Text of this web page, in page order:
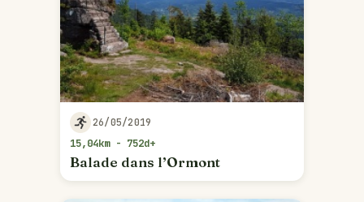
26/05/2019
15,04km - 752d+
Balade dans l’Ormont